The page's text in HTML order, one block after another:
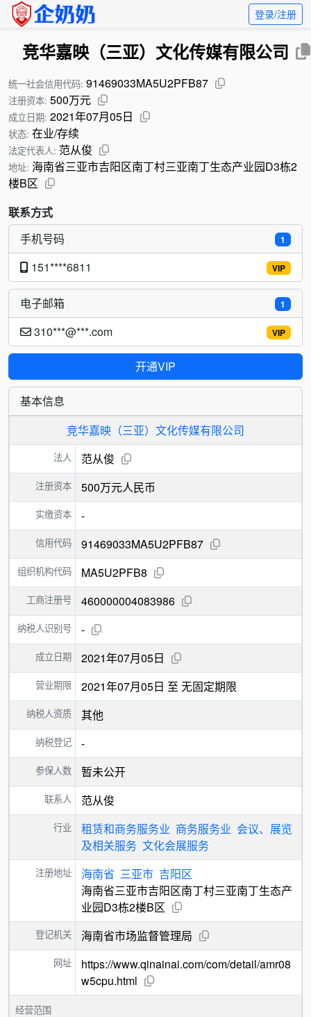
登录/注册
竞华嘉映（三亚）文化传媒有限公司
统一社会信用代码: 91469033MA5U2PFB87
注册资本: 500万元
成立日期: 2021年07月05日
状态: 在业/存续
法定代表人: 范从俊
地址: 海南省三亚市吉阳区南丁村三亚南丁生态产业园D3栋2
楼B区
联系方式
1
手机号码
VIP
151****6811
1
电子邮箱
VIP
310***@***.com
开通VIP
基本信息
竞华嘉映（三亚）文化传媒有限公司
法人 范从俊
注册资本 500万元人民币
实缴资本 -
信用代码 91469033MA5U2PFB87
组织机构代码 MA5U2PFB8
工商注册号 460000004083986
纳税人识别号 -
成立日期 2021年07月05日
营业期限 2021年07月05日 至 无固定期限
纳税人资质 其他
纳税登记 -
参保人数 暂未公开
联系人 范从俊
行业 租赁和商务服务业 商务服务业 会议、展览
及相关服务 文化会展服务
注册地址 海南省 三亚市 吉阳区
海南省三亚市吉阳区南丁村三亚南丁生态产
业园D3栋2楼B区
登记机关 海南省市场监督管理局
网址
https://www.qinainai.com/com/detail/amr08
w5cpu.html
经营范围